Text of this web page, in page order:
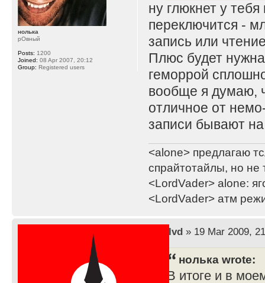
ну глюкнет у
переключится -
запись или
Плюс будет
геморрой
вообще я думаю,
отличное от
записи бывают
<alone> предлагаю
спрайтотайлы, но не
<LordVader> alone:
<LordVader> атм
нолька
рОвный
Posts: 1200
Joined: 08 Apr 2007, 20:12
Group: Registered users
lvd» 19 Mar 2009,
нолька wrote:
В итоге и в